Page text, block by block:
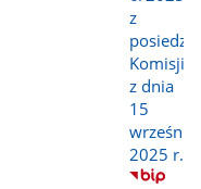
z
Komisji
z dnia
15
września
2025 r.